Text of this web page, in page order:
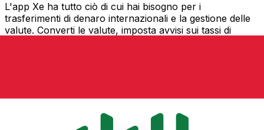
L'app Xe ha tutto ciò di cui hai bisogno per i
trasferimenti di denaro internazionali e la gestione delle
valute. Converti le valute, imposta avvisi sui tassi di